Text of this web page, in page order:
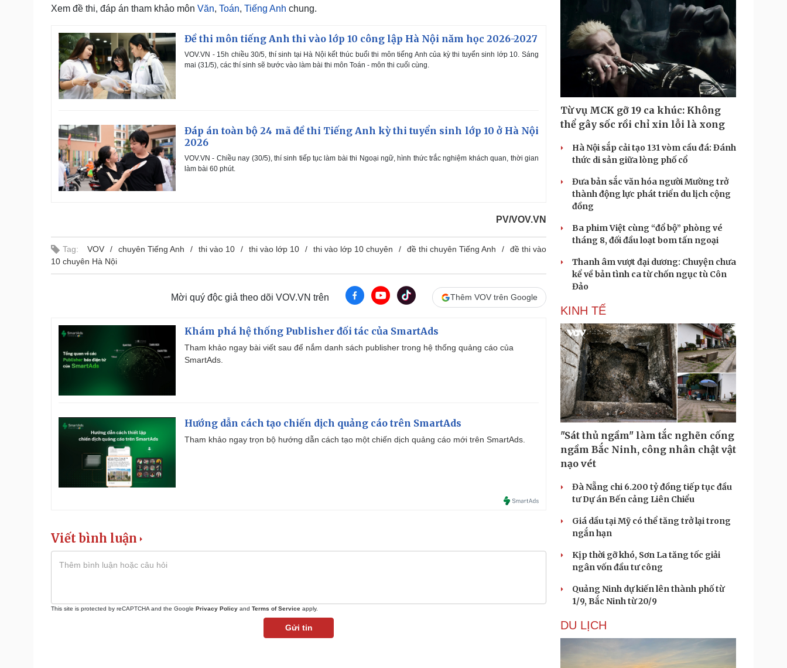
Xem đề thi, đáp án tham khảo môn Văn, Toán, Tiếng Anh chung.
Đề thi môn tiếng Anh thi vào lớp 10 công lập Hà Nội năm học 2026-2027
VOV.VN - 15h chiều 30/5, thí sinh tại Hà Nội kết thúc buổi thi môn tiếng Anh của kỳ thi tuyển sinh lớp 10. Sáng
mai (31/5), các thí sinh sẽ bước vào làm bài thi môn Toán - môn thi cuối cùng.
Đáp án toàn bộ 24 mã đề thi Tiếng Anh kỳ thi tuyển sinh lớp 10 ở Hà Nội
2026
VOV.VN - Chiều nay (30/5), thí sinh tiếp tục làm bài thi Ngoại ngữ, hình thức trắc nghiệm khách quan, thời gian
làm bài 60 phút.
PV/VOV.VN
Tag: VOV chuyên Tiếng Anh thi vào 10 thi vào lớp 10 thi vào lớp 10 chuyên đề thi chuyên Tiếng Anh
đề thi vào
10 chuyên Hà Nội
Mời quý độc giả theo dõi VOV.VN trên Thêm VOV trên Google
Khám phá hệ thống Publisher đối tác của SmartAds
Tham khảo ngay bài viết sau để nắm danh sách publisher trong hệ thống quảng cáo của
SmartAds.
Hướng dẫn cách tạo chiến dịch quảng cáo trên SmartAds
Tham khảo ngay trọn bộ hướng dẫn cách tạo một chiến dịch quảng cáo mới trên SmartAds.
Viết bình luận
This site is protected by reCAPTCHA and the Google Privacy Policy and Terms of Service apply.
Gửi tin
Từ vụ MCK gỡ 19 ca khúc: Không
thể gây sốc rồi chỉ xin lỗi là xong
Hà Nội sắp cải tạo 131 vòm cầu đá: Đánh
thức di sản giữa lòng phố cổ
Đưa bản sắc văn hóa người Mường trở
thành động lực phát triển du lịch cộng
đồng
Ba phim Việt cùng “đổ bộ” phòng vé
tháng 8, đối đầu loạt bom tấn ngoại
Thanh âm vượt đại dương: Chuyện chưa
kể về bản tình ca từ chốn ngục tù Côn
Đảo
KINH TẾ
"Sát thủ ngầm" làm tắc nghẽn cống
ngầm Bắc Ninh, công nhân chật vật
nạo vét
Đà Nẵng chi 6.200 tỷ đồng tiếp tục đầu
tư Dự án Bến cảng Liên Chiểu
Giá dầu tại Mỹ có thể tăng trở lại trong
ngắn hạn
Kịp thời gỡ khó, Sơn La tăng tốc giải
ngân vốn đầu tư công
Quảng Ninh dự kiến lên thành phố từ
1/9, Bắc Ninh từ 20/9
DU LỊCH